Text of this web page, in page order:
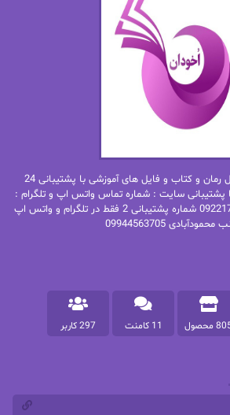
باران
بهار سلطانی
بهاره شیرازی
بهاره.م
بیتا فرخی
پرتو فرهمند
پرستو اسحقی
پرهام رسولی
پروانه محمدی
سایت اخودان مرجع کامل رمان و کتاب و فایل های آموزشی با پشتیبانی 24
پشتیبانی سایت : شماره تماس واتس اپ و تلگرام :
عباس علی میرزائی 09221706572 شماره پشتیبانی 2 فقط در تلگرام و واتس اپ
09944563705
محصول 11 کامنت 297 کاربر